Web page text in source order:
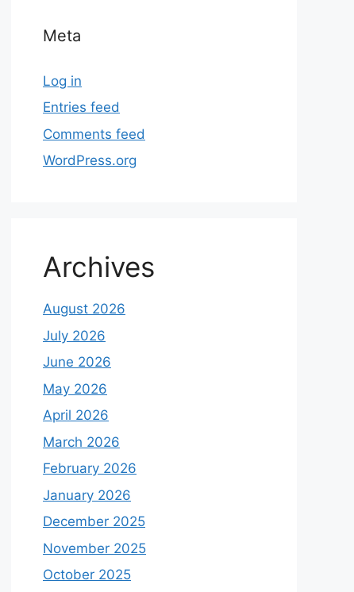
Meta
Log in
Entries feed
Comments feed
WordPress.org
Archives
August 2026
July 2026
June 2026
May 2026
April 2026
March 2026
February 2026
January 2026
December 2025
November 2025
October 2025